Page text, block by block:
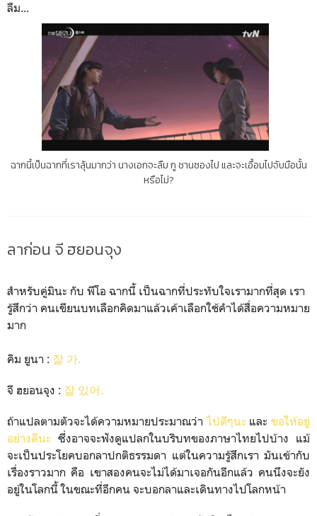
ลืม...
ฉากนี้เป็นฉากที่เราลุ้นมากว่า นางเอกจะลืม กู ชานซองไป และจะเอื้อมไปจับมือนั้น
หรือไม่?
ลาก่อน จี ฮยอนจุง
สำหรับคู่มินะ กับ พีโอ ฉากนี้ เป็นฉากที่ประทับใจเรามากที่สุด เรา
รู้สึกว่า คนเขียนบทเลือกคิดมาแล้วเค้าเลือกใช้คำได้สื่อความหมาย
มาก
คิม ยูนา : 잘 가.
จี ฮยอนจุง : 잘 있어.
ถ้าแปลตามตัวจะได้ความหมายประมาณว่าไปดีๆนะ และขอให้อยู่
อย่างดีนะ ซึ่งอาจจะฟังดูแปลกในบริบทของภาษาไทยไปบ้าง แม้
จะเป็นประโยคบอกลาปกติธรรมดา แต่ในความรู้สึกเรา มันเข้ากับ
เรื่องราวมาก คือ เขาสองคนจะไม่ได้มาเจอกันอีกแล้ว คนนึงจะยัง
อยู่ในโลกนี้ ในขณะที่อีกคน จะบอกลาและเดินทางไปโลกหน้า